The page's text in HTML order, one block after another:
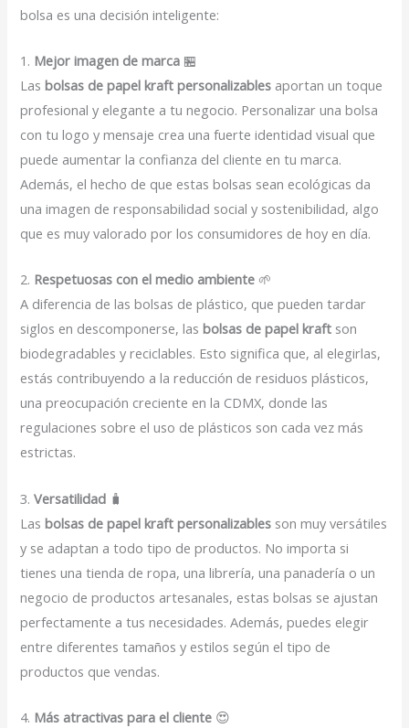
bolsa es una decisión inteligente:
1. Mejor imagen de marca 🏪
Lasbolsas de papel kraft personalizables aportan un toque
profesional y elegante a tu negocio. Personalizar una bolsa
con tu logo y mensaje crea una fuerte identidad visual que
puede aumentar la confianza del cliente en tu marca.
Además, el hecho de que estas bolsas sean ecológicas da
una imagen de responsabilidad social y sostenibilidad, algo
que es muy valorado por los consumidores de hoy en día.
2. Respetuosas con el medio ambiente 🌱
A diferencia de las bolsas de plástico, que pueden tardar
siglos en descomponerse, lasbolsas de papel kraft son
biodegradables y reciclables. Esto significa que, al elegirlas,
estás contribuyendo a la reducción de residuos plásticos,
una preocupación creciente en la CDMX, donde las
regulaciones sobre el uso de plásticos son cada vez más
estrictas.
3.Versatilidad 🧳
Lasbolsas de papel kraft personalizables son muy versátiles
y se adaptan a todo tipo de productos. No importa si
tienes una tienda de ropa, una librería, una panadería o un
negocio de productos artesanales, estas bolsas se ajustan
perfectamente a tus necesidades. Además, puedes elegir
entre diferentes tamaños y estilos según el tipo de
productos que vendas.
4. Más atractivas para el cliente 😍